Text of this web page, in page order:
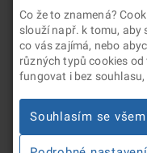
2026 © Digitální a
v souladu se zákonem č.
k informacím.
Co že to znamená?
slouží např. k tomu, aby
co vás zajímá, nebo
různých typů cookies
fungovat i bez souhlasu,
Souhlasím se